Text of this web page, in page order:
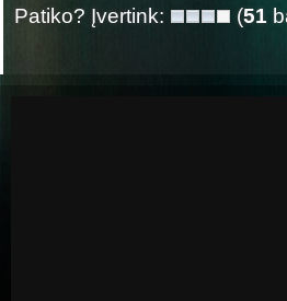
Patiko? Įvertink:
(51